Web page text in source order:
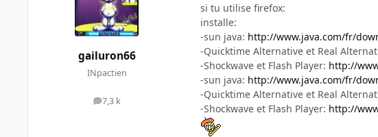
gailuron66
INpactien
7,3 k
messages
si tu utilise firefox:
installe:
-sun java: http://www.java.com/fr/
-Quicktime Alternative et Real
-Shockwave et Flash Player: http://
-sun java: http://www.java.com/fr/
-Quicktime Alternative et Real
-Shockwave et Flash Player: http://